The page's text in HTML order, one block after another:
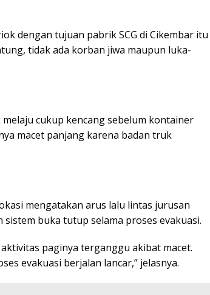
dengan tujuan pabrik SCG di Cikembar itu
tidak ada korban jiwa maupun luka-
cukup kencang sebelum kontainer
macet panjang karena badan truk
mengatakan arus lalu lintas jurusan
buka tutup selama proses evakuasi.
paginya terganggu akibat macet.
evakuasi berjalan lancar,” jelasnya.